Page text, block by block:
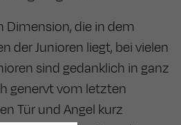
die in dem
der Junioren liegt, bei vielen
sind gedanklich in ganz
genervt vom letzten
Tür und Angel kurz